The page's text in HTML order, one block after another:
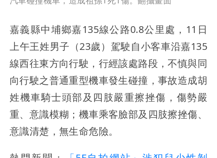
嘉義縣中埔鄉嘉135線公路0.8公里處，11日
上午王姓男子（23歲）駕駛自小客車沿嘉135
線西往東方向行駛，行經該處路段，不慎與同
向行駛之普通重型機車發生碰撞，事故造成胡
姓機車騎士頭部及四肢嚴重擦挫傷，傷勢嚴
重、意識模糊；機車乘客臉部及四肢擦挫傷、
意識清楚，無生命危險。